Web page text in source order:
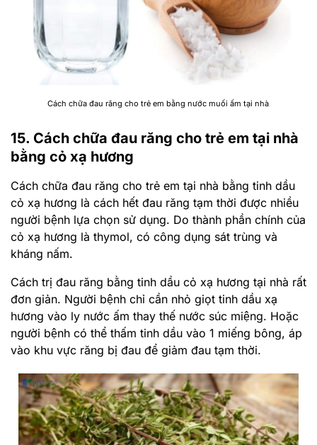
Cách chữa đau răng cho trẻ em bằng nước muối ấm tại nhà
15. Cách chữa đau răng cho trẻ em tại nhà
bằng cỏ xạ hương
Cách chữa đau răng cho trẻ em tại nhà bằng tinh dầu
cỏ xạ hương là cách hết đau răng tạm thời được nhiều
người bệnh lựa chọn sử dụng. Do thành phần chính của
cỏ xạ hương là thymol, có công dụng sát trùng và
kháng nấm.
Cách trị đau răng bằng tinh dầu cỏ xạ hương tại nhà rất
đơn giản. Người bệnh chỉ cần nhỏ giọt tinh dầu xạ
hương vào ly nước ấm thay thế nước súc miệng. Hoặc
người bệnh có thể thấm tinh dầu vào 1 miếng bông, áp
vào khu vực răng bị đau để giảm đau tạm thời.